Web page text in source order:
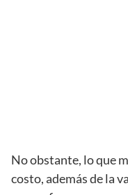
No obstante, lo que
costo, además de la